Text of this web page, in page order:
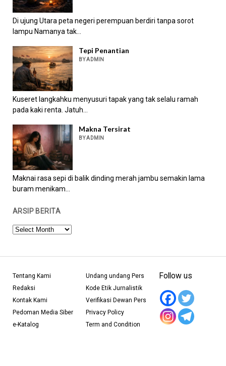
Di ujung Utara peta negeri perempuan berdiri tanpa sorot
lampu Namanya tak...
Tepi Penantian
BY ADMIN
Kuseret langkahku menyusuri tapak yang tak selalu ramah
pada kaki renta. Jatuh...
Makna Tersirat
BY ADMIN
Maknai rasa sepi di balik dinding merah jambu semakin lama
buram menikam...
ARSIP BERITA
ARSIP
Tentang Kami
Redaksi
Kontak Kami
Pedoman Media Siber
e-Katalog
Undang undang Pers
Kode Etik Jurnalistik
Verifikasi Dewan Pers
Privacy Policy
Term and Condition
Follow us